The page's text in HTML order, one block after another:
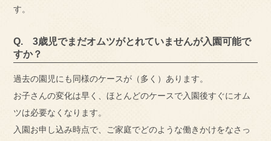
す。
Q. 3歳児でまだオムツがとれていませんが入園可能で
すか？
過去の園児にも同様のケースが（多く）あります。
お子さんの変化は早く、ほとんどのケースで入園後すぐにオム
ツは必要なくなります。
入園お申し込み時点で、ご家庭でどのような働きかけをなさっ